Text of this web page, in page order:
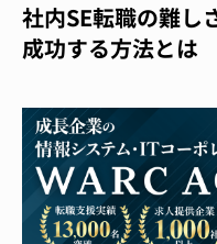
社内SE転職の難し
成功する方法とは